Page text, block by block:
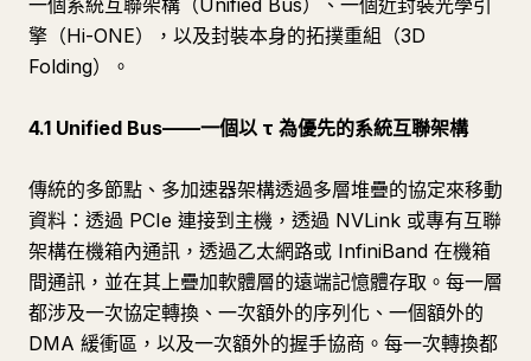
一個系統互聯架構（Unified Bus）、一個近封裝光學引
擎（Hi-ONE），以及封裝本身的拓撲重組（3D
Folding）。
4.1 Unified Bus——一個以 τ 為優先的系統互聯架構
傳統的多節點、多加速器架構透過多層堆疊的協定來移動
資料：透過 PCIe 連接到主機，透過 NVLink 或專有互聯
架構在機箱內通訊，透過乙太網路或 InfiniBand 在機箱
間通訊，並在其上疊加軟體層的遠端記憶體存取。每一層
都涉及一次協定轉換、一次額外的序列化、一個額外的
DMA 緩衝區，以及一次額外的握手協商。每一次轉換都